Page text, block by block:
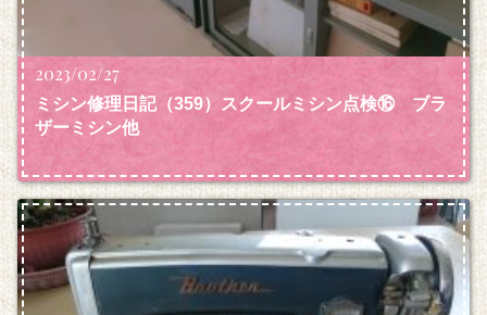
2023/02/27
ミシン修理日記（359）スクールミシン点検⑯ ブラ
ザーミシン他